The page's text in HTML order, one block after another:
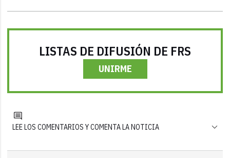
LISTAS DE DIFUSIÓN DE FRS
UNIRME
LEE LOS COMENTARIOS Y COMENTA LA NOTICIA